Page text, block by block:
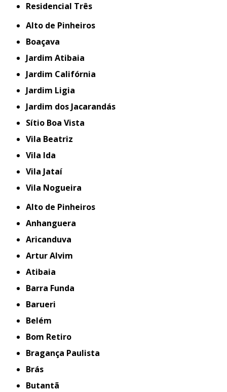
Residencial Três
Alto de Pinheiros
Boaçava
Jardim Atibaia
Jardim Califórnia
Jardim Ligia
Jardim dos Jacarandás
Sítio Boa Vista
Vila Beatriz
Vila Ida
Vila Jataí
Vila Nogueira
Alto de Pinheiros
Anhanguera
Aricanduva
Artur Alvim
Atibaia
Barra Funda
Barueri
Belém
Bom Retiro
Bragança Paulista
Brás
Butantã